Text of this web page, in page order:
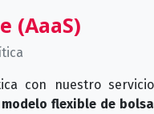
(AaaS)
con nuestro servicio
modelo flexible de bolsa